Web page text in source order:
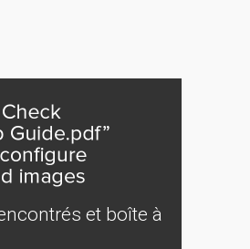
et boîte à